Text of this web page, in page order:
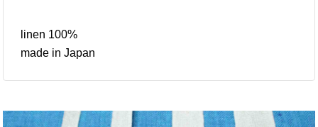
linen 100%
made in Japan